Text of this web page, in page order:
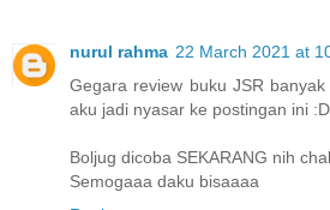
nurul rahma 22 March 2021 at
Gegara review buku JSR
aku jadi nyasar ke postingan ini :D
Boljug dicoba SEKARANG nih
Semogaaa daku bisaaaa